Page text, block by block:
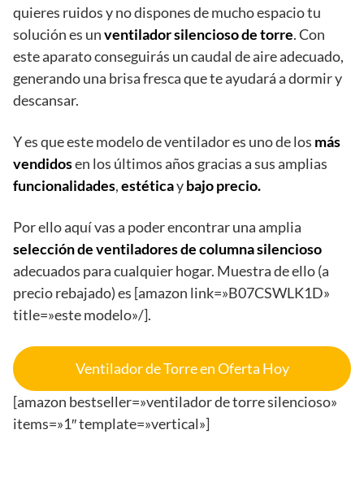
quieres ruidos y no dispones de mucho espacio tu
solución es unventilador silencioso de torre. Con
este aparato conseguirás un caudal de aire adecuado,
generando una brisa fresca que te ayudará a dormir y
descansar.
Y es que este modelo de ventilador es uno de los más
vendidosen los últimos años gracias a sus amplias
funcionalidades,estéticaybajo precio.
Por ello aquí vas a poder encontrar una amplia
selección de ventiladores de columna silencioso
adecuados para cualquier hogar. Muestra de ello (a
precio rebajado) es [amazon link=»B07CSWLK1D»
title=»este modelo»/].
Ventilador de Torre en Oferta Hoy
[amazon bestseller=»ventilador de torre silencioso»
items=»1″ template=»vertical»]